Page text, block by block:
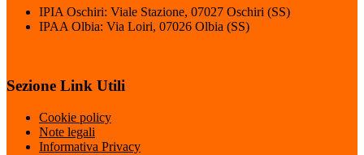
IPIA Oschiri: Viale Stazione, 07027 Oschiri (SS)
IPAA Olbia: Via Loiri, 07026 Olbia (SS)
Sezione Link Utili
Cookie policy
Note legali
Informativa Privacy